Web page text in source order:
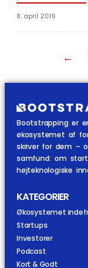
8. april 2019
←
Bootstrapping er
økosystemet af
skriver for dem –
samfund: om
højteknologiske
KATEGORIER
Økosystemet
Startups
Investorer
Podcast
Kort & Godt